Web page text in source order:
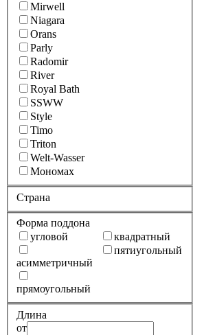
Mirwell
Niagara
Orans
Parly
Radomir
River
Royal Bath
SSWW
Style
Timo
Triton
Welt-Wasser
Мономах
Страна
Форма поддона
угловой
асимметричный
прямоугольный
квадратный
пятиугольный
Длина
от